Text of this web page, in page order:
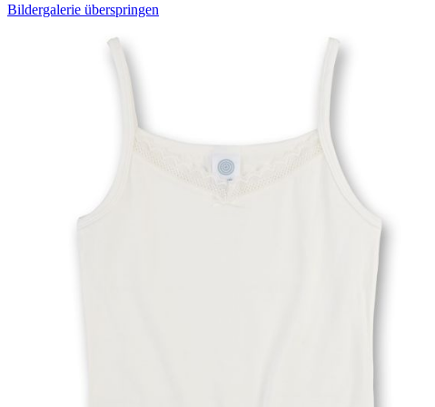
Bildergalerie überspringen